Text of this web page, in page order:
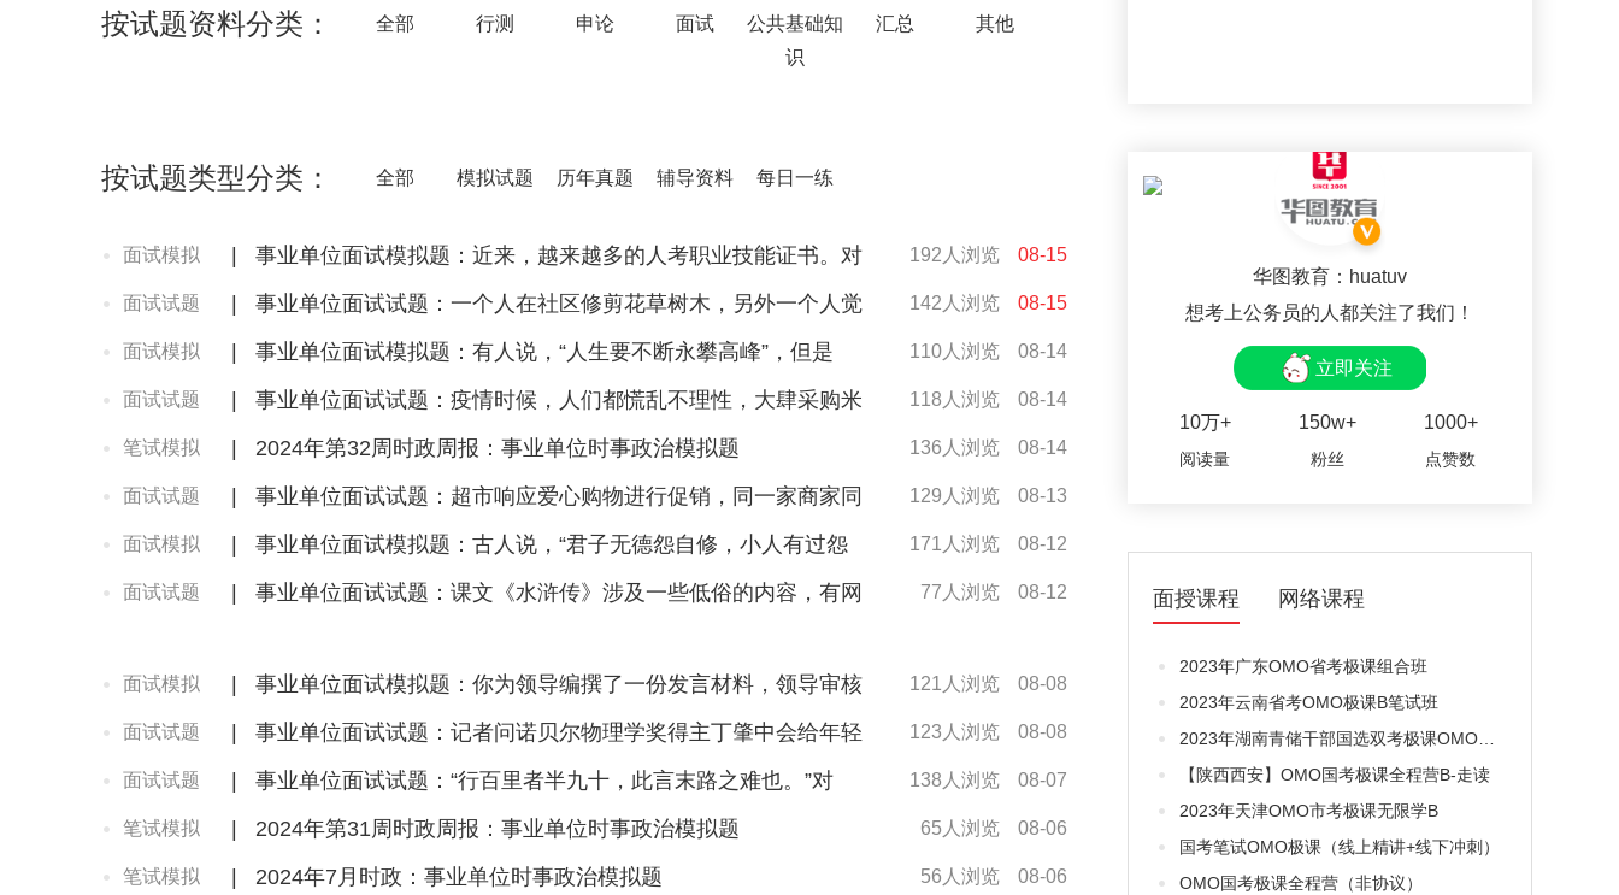
按试题资料分类： 全部 行测 申论 面试
公共基础知
识
汇总 其他
按试题类型分类： 全部 模拟试题 历年真题 辅导资料 每日一练
08-15
192人浏览
面试模拟 事业单位面试模拟题：近来，越来越多的人考职业技能证书。对
08-15
142人浏览
面试试题 事业单位面试试题：一个人在社区修剪花草树木，另外一个人觉
08-14
110人浏览
面试模拟 事业单位面试模拟题：有人说，“人生要不断永攀高峰”，但是
08-14
118人浏览
面试试题 事业单位面试试题：疫情时候，人们都慌乱不理性，大肆采购米
08-14
136人浏览
笔试模拟 2024年第32周时政周报：事业单位时事政治模拟题
08-13
129人浏览
面试试题 事业单位面试试题：超市响应爱心购物进行促销，同一家商家同
08-12
171人浏览
面试模拟 事业单位面试模拟题：古人说，“君子无德怨自修，小人有过怨
08-12
77人浏览
面试试题 事业单位面试试题：课文《水浒传》涉及一些低俗的内容，有网
08-08
121人浏览
面试模拟 事业单位面试模拟题：你为领导编撰了一份发言材料，领导审核
08-08
123人浏览
面试试题 事业单位面试试题：记者问诺贝尔物理学奖得主丁肇中会给年轻
08-07
138人浏览
面试试题 事业单位面试试题：“行百里者半九十，此言末路之难也。”对
08-06
65人浏览
笔试模拟 2024年第31周时政周报：事业单位时事政治模拟题
08-06
56人浏览
笔试模拟 2024年7月时政：事业单位时事政治模拟题
华图教育：huatuv
想考上公务员的人都关注了我们！
立即关注
10万+
阅读量
150w+
粉丝
1000+
点赞数
面授课程 网络课程
2023年广东OMO省考极课组合班
2023年云南省考OMO极课B笔试班
2023年湖南青储干部国选双考极课OMO笔面过关营A
【陕西西安】OMO国考极课全程营B-走读
2023年天津OMO市考极课无限学B
国考笔试OMO极课（线上精讲+线下冲刺）
OMO国考极课全程营（非协议）